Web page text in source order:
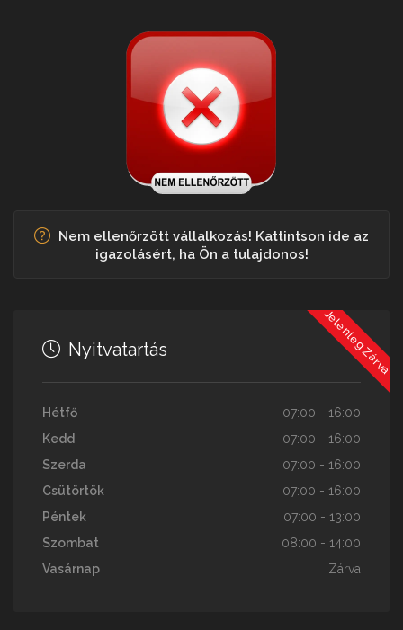
Nem ellenőrzött vállalkozás! Kattintson ide az
igazolásért, ha Ön a tulajdonos!
Jelenleg Zárva
Nyitvatartás
Hétfő
07:00 - 16:00
Kedd
07:00 - 16:00
Szerda
07:00 - 16:00
Csütörtök
07:00 - 16:00
Péntek
07:00 - 13:00
Szombat
08:00 - 14:00
Vasárnap
Zárva